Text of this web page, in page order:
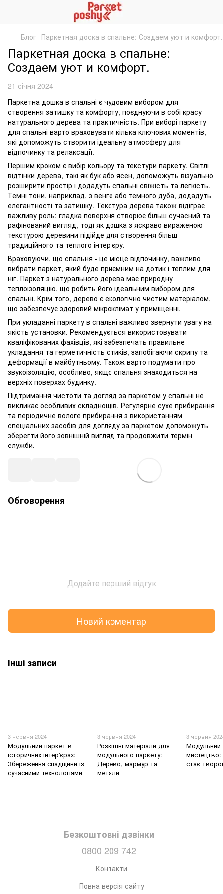
Блог Паркетная доска в спальне: Создаем уют и комфорт.
Паркетная доска в спальне:
Создаем уют и комфорт.
21 січня 2024
Паркетна дошка в спальні є чудовим вибором для
створення затишку та комфорту, поєднуючи в собі красу
натурального дерева та практичність. При виборі паркету
для спальні варто враховувати кілька ключових моментів,
які допоможуть створити ідеальну атмосферу для
відпочинку та релаксації.
Першим кроком є вибір кольору та текстури паркету. Світлі
відтінки дерева, такі як бук або ясен, допоможуть візуально
розширити простір і додадуть спальні свіжість та легкість.
Темні тони, наприклад, з венге або темного дуба, додадуть
елегантності та затишку. Текстура дерева також відіграє
важливу роль: гладка поверхня створює більш сучасний та
рафінований вигляд, тоді як дошка з яскраво вираженою
текстурою деревини підійде для створення більш
традиційного та теплого інтер'єру.
Враховуючи, що спальня - це місце відпочинку, важливо
вибрати паркет, який буде приємним на дотик і теплим для
ніг. Паркет з натурального дерева має природну
теплоізоляцію, що робить його ідеальним вибором для
спальні. Крім того, дерево є екологічно чистим матеріалом,
що забезпечує здоровий мікроклімат у приміщенні.
При укладанні паркету в спальні важливо звернути увагу на
якість установки. Рекомендується використовувати
кваліфікованих фахівців, які забезпечать правильне
укладання та герметичність стиків, запобігаючи скрипу та
деформації в майбутньому. Також варто подумати про
звукоізоляцію, особливо, якщо спальня знаходиться на
верхніх поверхах будинку.
Підтримання чистоти та догляд за паркетом у спальні не
викликає особливих складнощів. Регулярне сухе прибирання
та періодичне вологе прибирання з використанням
спеціальних засобів для догляду за паркетом допоможуть
зберегти його зовнішній вигляд та продовжити термін
служби.
Обговорення
Додайте перший відгук
Новий коментар
Інші записи
3 червня 2024
Модульний паркет в
історичних інтер'єрах:
Збереження спадщини із
сучасними технологіями
3 червня 2024
Розкішні матеріали для
модульного паркету:
Дерево, мармур та
метали
3 червня
Модульний
мистецтво:
стає
Безкоштовні дзвінки
0800 209 742
Контакти
Повна версія сайту